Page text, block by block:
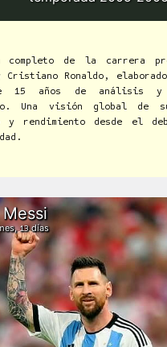
completo de la carrera
Cristiano Ronaldo,
15 años de análisis y
Una visión global de
y rendimiento desde el
13días